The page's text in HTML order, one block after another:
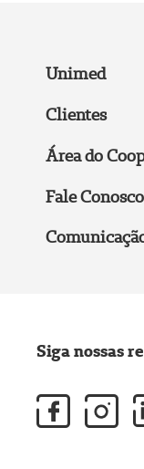
Unimed
Clientes
Área do
Fale Conosco
Siga nossas